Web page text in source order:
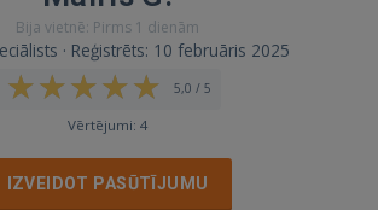
Bija vietnē: Pirms 1 dienām
· Reģistrēts: 10 februāris 2025
5,0 / 5
Vērtējumi: 4
IZVEIDOT PASŪTĪJUMU